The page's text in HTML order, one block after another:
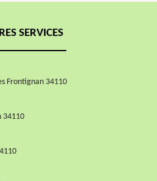
SERVICES
Frontignan 34110
34110